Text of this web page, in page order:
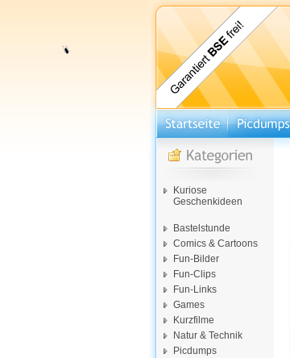
Kuriose
Geschenkideen
Bastelstunde
Comics & Cartoons
Fun-Bilder
Fun-Clips
Fun-Links
Games
Kurzfilme
Natur & Technik
Picdumps